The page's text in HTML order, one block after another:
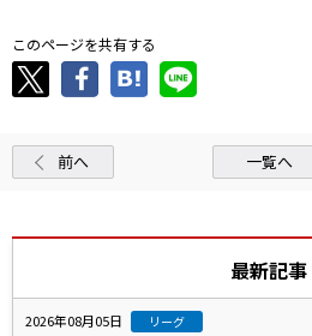
このページを共有する
前へ 一覧へ
最新記事
2026年08月05日 リーグ